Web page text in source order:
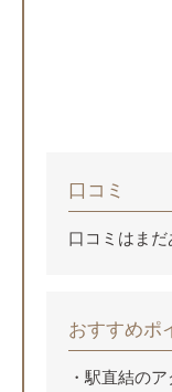
口コミ
口コミはまだ
おすすめポ
駅直結の